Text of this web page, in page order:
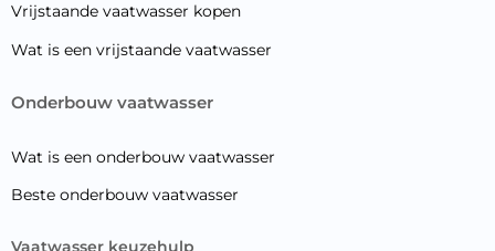
Vrijstaande vaatwasser kopen
Wat is een vrijstaande vaatwasser
onderbouw vaatwasser
Wat is een onderbouw vaatwasser
Beste onderbouw vaatwasser
vaatwasser keuzehulp